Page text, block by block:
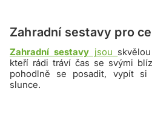
Zahradní sestavy pro
Zahradní sestavyjsou
kteří rádi tráví čas se svými
pohodlně se posadit, vypít
slunce.